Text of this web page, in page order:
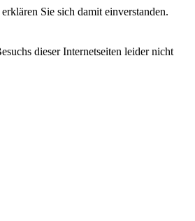
Sie sich damit einverstanden.
dieser Internetseiten leider nicht